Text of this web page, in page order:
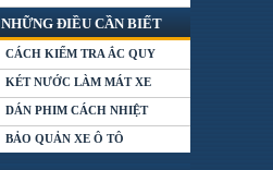
NHỮNG ĐIỀU CẦN BIẾT
CÁCH KIỂM TRA ẮC QUY
KÉT NƯỚC LÀM MÁT XE
DÁN PHIM CÁCH NHIỆT
BẢO QUẢN XE Ô TÔ